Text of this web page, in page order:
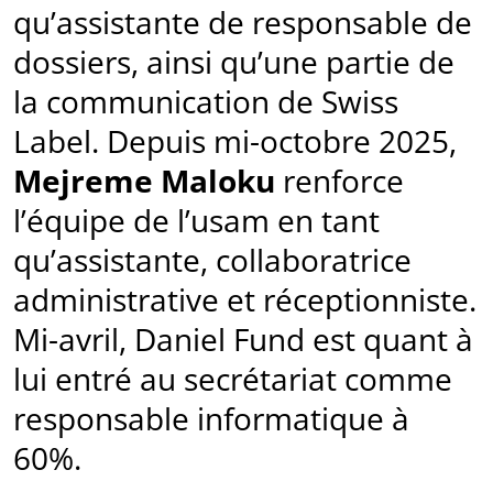
qu’assistante de responsable de
dossiers, ainsi qu’une partie de
la communication de Swiss
Label. Depuis mi-octobre 2025,
Mejreme Maloku renforce
l’équipe de l’usam en tant
qu’assistante, collaboratrice
administrative et réceptionniste.
Mi-avril, Daniel Fund est quant à
lui entré au secrétariat comme
responsable informatique à
60%.